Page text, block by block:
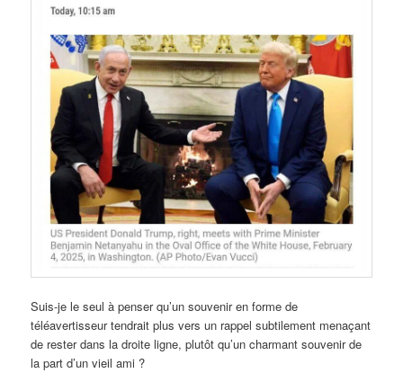
Suis-je le seul à penser qu’un souvenir en forme de
téléavertisseur tendrait plus vers un rappel subtilement menaçant
de rester dans la droite ligne, plutôt qu’un charmant souvenir de
la part d’un vieil ami ?